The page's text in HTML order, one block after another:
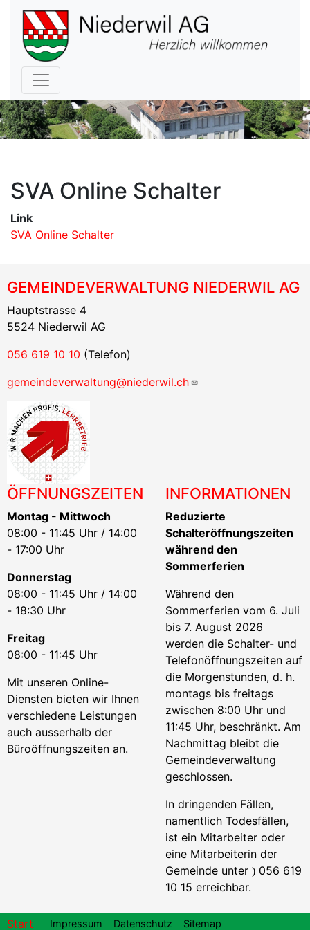
Hauptnavigation
SVA Online Schalter
Link
SVA Online Schalter
GEMEINDEVERWALTUNG NIEDERWIL AG
Hauptstrasse 4
5524 Niederwil AG
056 619 10 10 (Telefon)
gemeindeverwaltung@niederwil.ch
ÖFFNUNGSZEITEN
Montag - Mittwoch
08:00 - 11:45 Uhr / 14:00
- 17:00 Uhr
Donnerstag
08:00 - 11:45 Uhr / 14:00
- 18:30 Uhr
Freitag
08:00 - 11:45 Uhr
Mit unseren Online-
Diensten bieten wir Ihnen
verschiedene Leistungen
auch ausserhalb der
Büroöffnungszeiten an.
INFORMATIONEN
Reduzierte
Schalteröffnungszeiten
während den
Sommerferien
Während den
Sommerferien vom 6. Juli
bis 7. August 2026
werden die Schalter- und
Telefonöffnungszeiten auf
die Morgenstunden, d. h.
montags bis freitags
zwischen 8:00 Uhr und
11:45 Uhr, beschränkt. Am
Nachmittag bleibt die
Gemeindeverwaltung
geschlossen.
In dringenden Fällen,
namentlich Todesfällen,
ist ein Mitarbeiter oder
eine Mitarbeiterin der
Gemeinde unter ) 056 619
10 15 erreichbar.
Start Impressum Datenschutz Sitemap